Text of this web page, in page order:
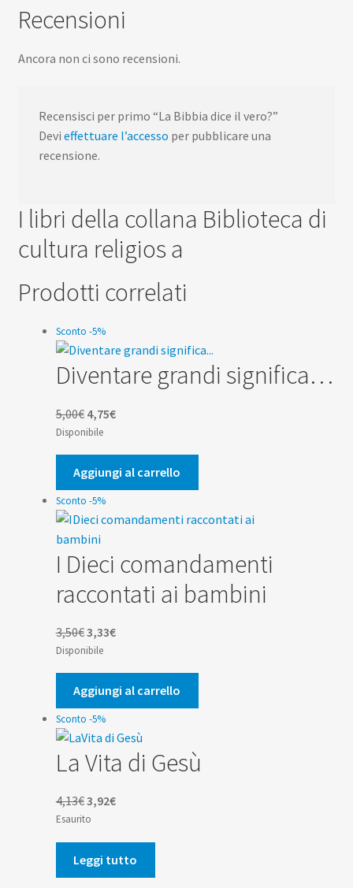
Recensioni
Ancora non ci sono recensioni.
Recensisci per primo “La Bibbia dice il vero?”
Devi effettuare l’accesso per pubblicare una
recensione.
I libri della collana Biblioteca di
cultura religios a
Prodotti correlati
Sconto -5%
Diventare grandi significa…
5,00€ Il
prezzo
originale
era:
5,00€.
4,75€Il
attuale
è:
4,75€.
Disponibile
Aggiungi al carrello
Sconto -5%
I Dieci comandamenti
raccontati ai bambini
3,50€ Il
prezzo
originale
era:
3,50€.
3,33€Il
attuale
è:
3,33€.
Disponibile
Aggiungi al carrello
Sconto -5%
La Vita di Gesù
4,13€Il
prezzo
originale
era:
4,13€.
3,92€Il
attuale
è:
3,92€.
Esaurito
Leggi tutto